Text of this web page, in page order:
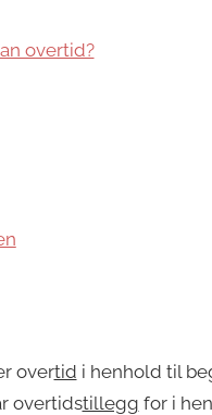
overtid?
overtid i henhold til
overtidstillegg for i